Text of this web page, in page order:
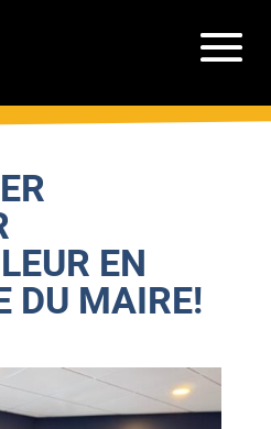
EN
DU MAIRE!